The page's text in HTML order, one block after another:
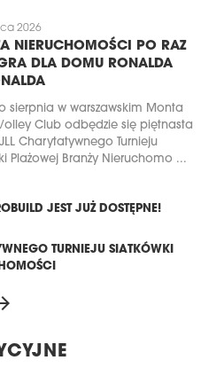
2026
NIERUCHOMOŚCI PO RAZ
DLA DOMU RONALDA
sierpnia w warszawskim Monta
Club odbędzie się piętnasta
Charytatywnego Turnieju
Plażowej Branży Nieruchomo ...
JEST JUŻ DOSTĘPNE!
TURNIEJU SIATKÓWKI